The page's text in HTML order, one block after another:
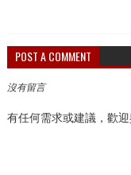
POST A COMMENT
沒有留言
有任何需求或建議，歡